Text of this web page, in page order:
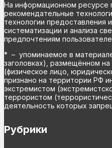
На информационном ресурсе
рекомендательные
технологии предоставления
систематизации и анализа
предпочтениям
* – упоминаемое в материале
заголовках), размещённом
(физическое лицо,
признано на территории РФ
экстремистом
террористом
деятельность которых
Рубрики